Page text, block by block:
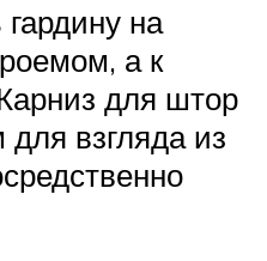
на
а к
для штор
взгляда из